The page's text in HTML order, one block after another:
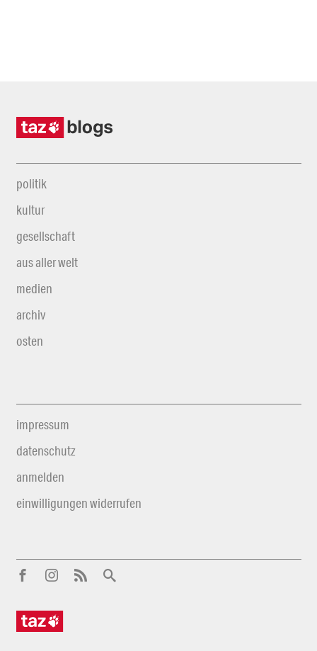
politik
kultur
gesellschaft
aus aller welt
medien
archiv
osten
impressum
datenschutz
anmelden
einwilligungen widerrufen